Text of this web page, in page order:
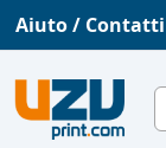
Aiuto / Contatti